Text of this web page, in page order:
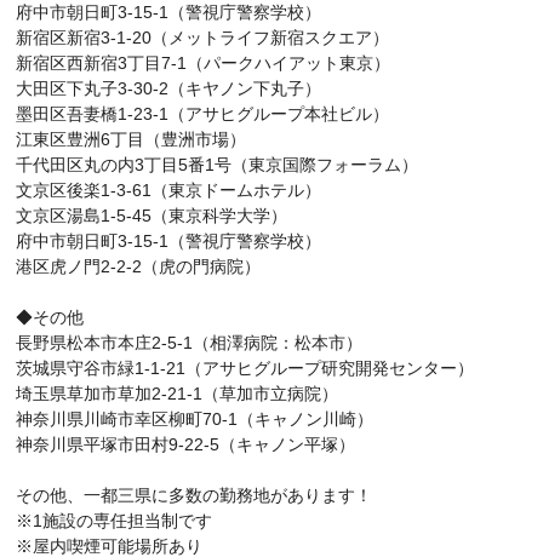
府中市朝日町3-15-1（警視庁警察学校）
新宿区新宿3-1-20（メットライフ新宿スクエア）
新宿区西新宿3丁目7-1（パークハイアット東京）
大田区下丸子3-30-2（キヤノン下丸子）
墨田区吾妻橋1-23-1（アサヒグループ本社ビル）
江東区豊洲6丁目（豊洲市場）
千代田区丸の内3丁目5番1号（東京国際フォーラム）
文京区後楽1-3-61（東京ドームホテル）
文京区湯島1-5-45（東京科学大学）
府中市朝日町3-15-1（警視庁警察学校）
港区虎ノ門2-2-2（虎の門病院）
◆その他
長野県松本市本庄2-5-1（相澤病院：松本市）
茨城県守谷市緑1-1-21（アサヒグループ研究開発センター）
埼玉県草加市草加2-21-1（草加市立病院）
神奈川県川崎市幸区柳町70-1（キャノン川崎）
神奈川県平塚市田村9-22-5（キャノン平塚）
その他、一都三県に多数の勤務地があります！
※1施設の専任担当制です
※屋内喫煙可能場所あり